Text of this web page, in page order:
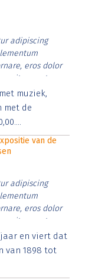
adipiscing
eros dolor
vitae erat.
rutrum lorem
posuere.
muziek,
met de
van de
adipiscing
eros dolor
vitae erat.
rutrum lorem
posuere.
jaar en viert dat
van 1898 tot